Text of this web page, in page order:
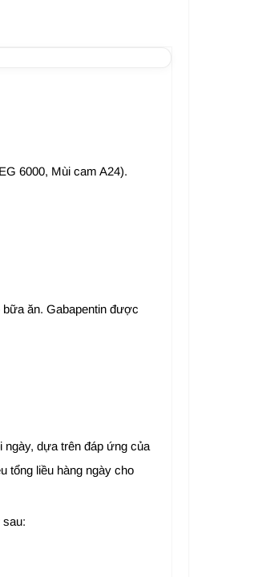
6000, Mùi cam A24).
ăn. Gabapentin được
ngày, dựa trên đáp ứng của
tổng liều hàng ngày cho
sau: